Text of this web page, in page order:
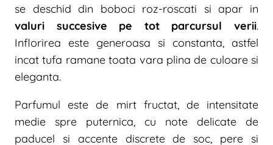
se deschid din boboci roz-roscati si apar in
valuri succesive pe tot parcursul verii.
Inflorirea este generoasa si constanta, astfel
incat tufa ramane toata vara plina de culoare si
eleganta.
Parfumul este de mirt fructat, de intensitate
medie spre puternica, cu note delicate de
paducel si accente discrete de soc, pere si